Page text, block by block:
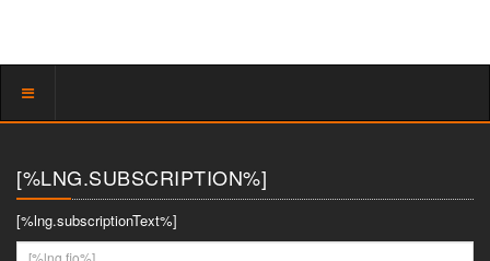
Показать
[%LNG.SUBSCRIPTION%]
[%lng.subscriptionText%]
[%lng.fio%]